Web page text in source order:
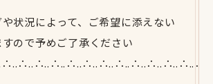
状況によって、ご希望に添えない
ので予めご了承ください